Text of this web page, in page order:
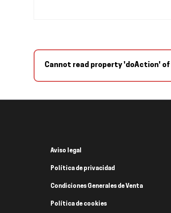
Cannot read property 'doAction'
Aviso legal
Política de privacidad
Condiciones Generales de Venta
Política de cookies